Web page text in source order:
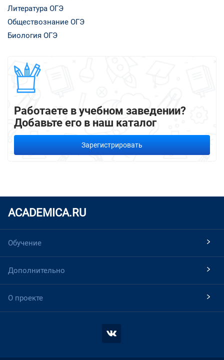
Литература ОГЭ
Обществознание ОГЭ
Биология ОГЭ
Работаете в учебном заведении?
Добавьте его в наш каталог
Зарегистрировать
ACADEMICA.RU
Обучение
Дополнительно
О проекте